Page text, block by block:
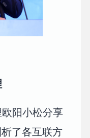
阳小松分享
了各互联方